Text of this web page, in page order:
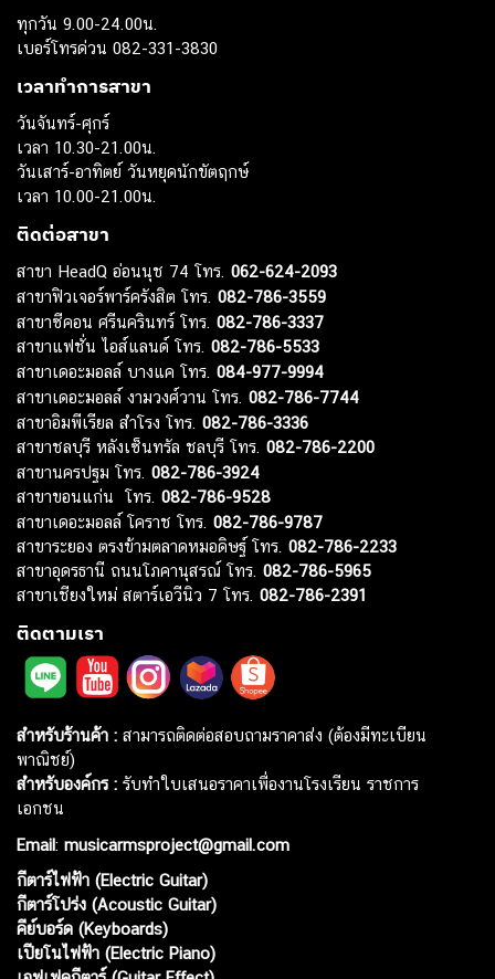
ทุกวัน 9.00-24.00น.
เบอร์โทรด่วน 082-331-3830
เวลาทำการสาขา
วันจันทร์-ศุกร์
เวลา 10.30-21.00น.
วันเสาร์-อาทิตย์ วันหยุดนักขัตฤกษ์
เวลา 10.00-21.00น.
ติดต่อสาขา
สาขา HeadQ อ่อนนุช 74 โทร. 062-624-2093
สาขาฟิวเจอร์พาร์ครังสิต โทร. 082-786-3559
สาขาซีคอน ศรีนครินทร์ โทร. 082-786-3337
สาขาแฟชั่น ไอส์แลนด์ โทร. 082-786-5533
สาขาเดอะมอลล์ บางแค โทร. 084-977-9994
สาขาเดอะมอลล์ งามวงศ์วาน โทร. 082-786-7744
สาขาอิมพีเรียล สำโรง โทร. 082-786-3336
สาขาชลบุรี หลังเซ็นทรัล ชลบุรี โทร. 082-786-2200
สาขานครปฐม โทร. 082-786-3924
สาขาขอนแก่น โทร. 082-786-9528
สาขาเดอะมอลล์ โคราช โทร. 082-786-9787
สาขาระยอง ตรงข้ามตลาดหมอดิษฐ์ โทร. 082-786-2233
สาขาอุดรธานี ถนนโภคานุสรณ์ โทร. 082-786-5965
สาขาเชียงใหม่ สตาร์เอวีนิว 7 โทร. 082-786-2391
ติดตามเรา
สำหรับร้านค้า : สามารถติดต่อสอบถามราคาส่ง (ต้องมีทะเบียน
พาณิชย์)
สำหรับองค์กร : รับทำใบเสนอราคาเพื่องานโรงเรียน ราชการ
เอกชน
Email: musicarmsproject@gmail.com
กีตาร์ไฟฟ้า (Electric Guitar)
กีตาร์โปร่ง (Acoustic Guitar)
คีย์บอร์ด (Keyboards)
เปียโนไฟฟ้า (Electric Piano)